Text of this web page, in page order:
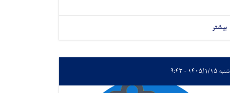
بیشتر
شنبه ۱۴۰۵/۱/۱۵ - ۹:۴۳